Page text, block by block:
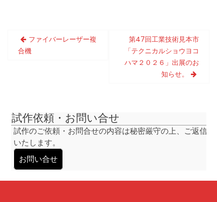
投
シ
ョ
ン
ファイバーレーザー複
合機
第47回工業技術見本市
「テクニカルショウヨコ
ハマ２０２６」出展のお
知らせ。
試作依頼・お問い合せ
試作のご依頼・お問合せの内容は秘密厳守の上、ご返信
いたします。
お問い合せ